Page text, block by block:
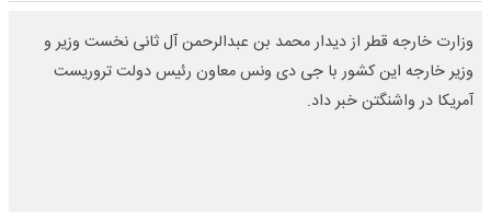
وزارت خارجه قطر از دیدار محمد بن عبدالرحمن آل ثانی نخست وزیر و
وزیر خارجه این کشور با جی دی ونس معاون رئیس دولت تروریست
آمریکا در واشنگتن خبر داد.​